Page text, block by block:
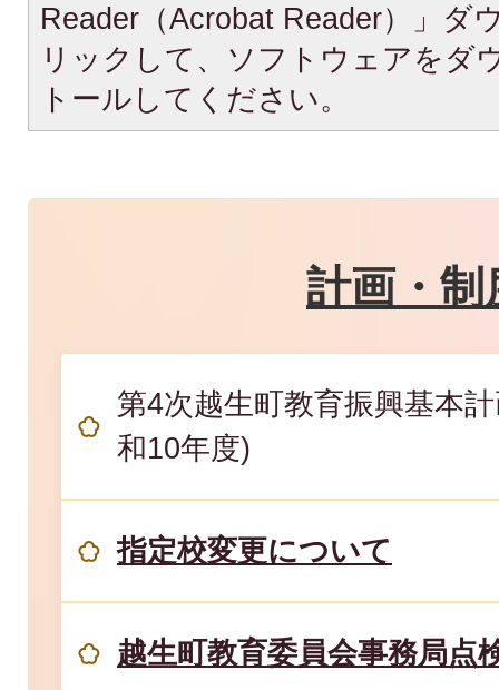
Reader（Acrobat Reader）」ダ
リックして、ソフトウェアをダ
トールしてください。
計画・制
第4次越生町教育振興基本
和10年度)
指定校変更について
越生町教育委員会事務局点